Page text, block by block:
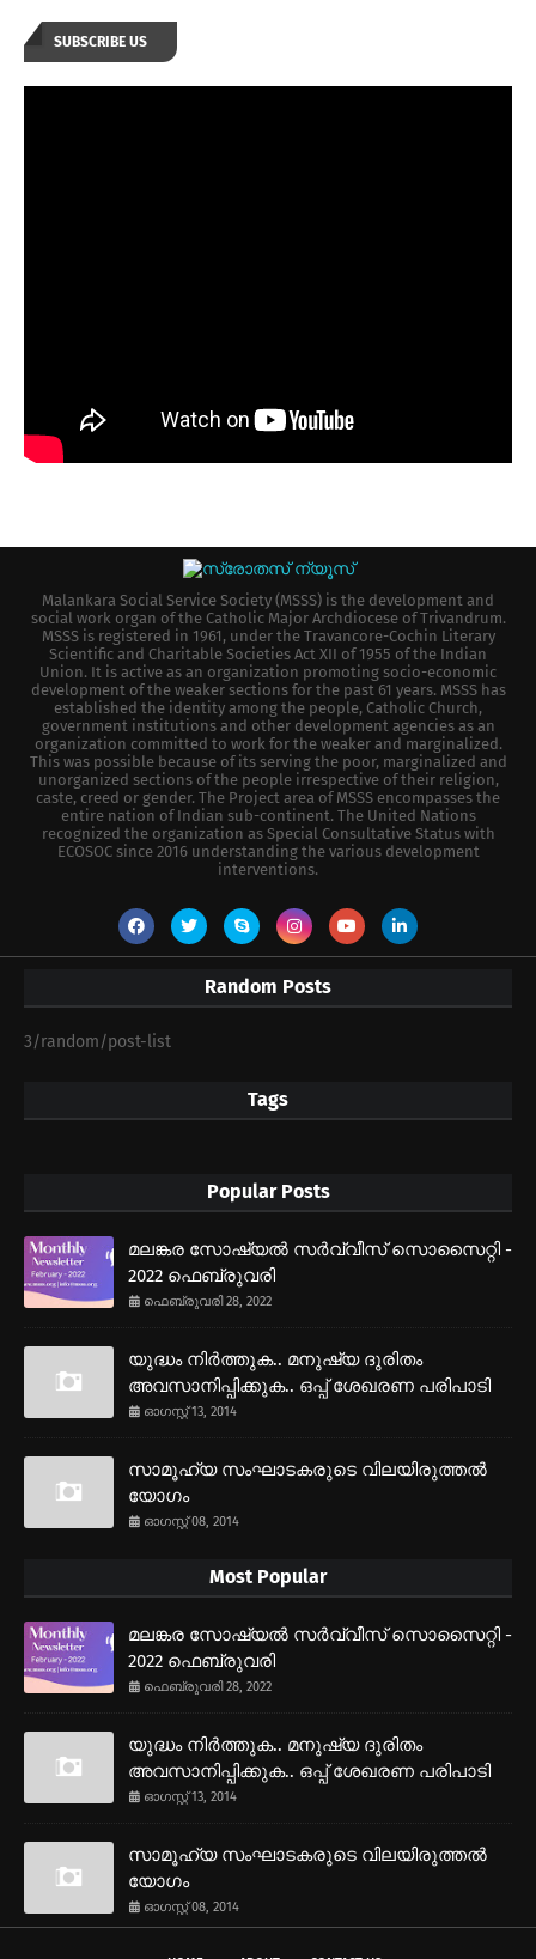
SUBSCRIBE US
Malankara Social Service Society (MSSS) is the development and
social work organ of the Catholic Major Archdiocese of Trivandrum.
MSSS is registered in 1961, under the Travancore-Cochin Literary
Scientific and Charitable Societies Act XII of 1955 of the Indian
Union. It is active as an organization promoting socio-economic
development of the weaker sections for the past 61 years. MSSS has
established the identity among the people, Catholic Church,
government institutions and other development agencies as an
organization committed to work for the weaker and marginalized.
This was possible because of its serving the poor, marginalized and
unorganized sections of the people irrespective of their religion,
caste, creed or gender. The Project area of MSSS encompasses the
entire nation of Indian sub-continent. The United Nations
recognized the organization as Special Consultative Status with
ECOSOC since 2016 understanding the various development
interventions.
Random Posts
3/random/post-list
Tags
Popular Posts
മലങ്കര സോഷ്യല്‍ സര്‍വ്വീസ് സൊസൈറ്റി -
2022 ഫെബ്രുവരി
ഫെബ്രുവരി 28, 2022
യുദ്ധം നിര്‍ത്തുക.. മനുഷ്യ ദുരിതം
അവസാനിപ്പിക്കുക.. ഒപ്പ് ശേഖരണ പരിപാടി
ഓഗസ്റ്റ് 13, 2014
സാമൂഹ്യ സംഘാടകരുടെ വിലയിരുത്തല്‍
യോഗം
ഓഗസ്റ്റ് 08, 2014
Most Popular
മലങ്കര സോഷ്യല്‍ സര്‍വ്വീസ് സൊസൈറ്റി -
2022 ഫെബ്രുവരി
ഫെബ്രുവരി 28, 2022
യുദ്ധം നിര്‍ത്തുക.. മനുഷ്യ ദുരിതം
അവസാനിപ്പിക്കുക.. ഒപ്പ് ശേഖരണ പരിപാടി
ഓഗസ്റ്റ് 13, 2014
സാമൂഹ്യ സംഘാടകരുടെ വിലയിരുത്തല്‍
യോഗം
ഓഗസ്റ്റ് 08, 2014